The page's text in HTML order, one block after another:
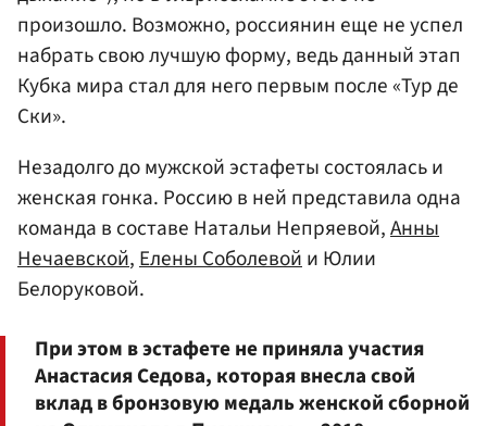
произошло. Возможно, россиянин еще не успел
набрать свою лучшую форму, ведь данный этап
Кубка мира стал для него первым после «Тур де
Ски».
Незадолго до мужской эстафеты состоялась и
женская гонка. Россию в ней представила одна
команда в составе Натальи Непряевой,Анны
Нечаевской,Елены Соболевойи Юлии
Белоруковой.
При этом в эстафете не приняла участия
Анастасия Седова, которая внесла свой
вклад в бронзовую медаль женской сборной